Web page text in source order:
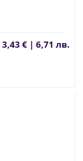
3,43 € | 6,71 лв.